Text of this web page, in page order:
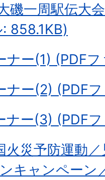
磯一周駅伝大
858.1KB)
ナー(1) (PDF
ナー(2) (PDF
ナー(3) (PDF
火災予防運動
キャンペーン